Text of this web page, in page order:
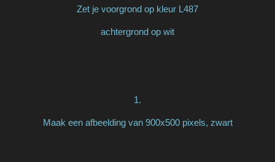
Zet je voorgrond op kleur L487
achtergrond op wit
1.
Maak een afbeelding van 900x500 pixels, zwart